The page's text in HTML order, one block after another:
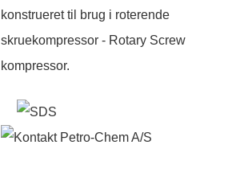
konstrueret til brug i roterende
skruekompressor - Rotary Screw
kompressor.